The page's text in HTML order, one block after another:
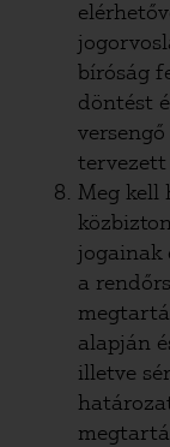
bíróság
döntést
Meg kell
jogainak
a
alapján
illetve